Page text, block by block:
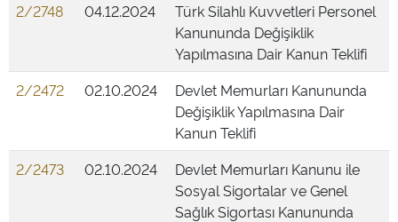
2/2748
04.12.2024
Türk Silahlı Kuvvetleri Personel
Kanununda Değişiklik
Yapılmasına Dair Kanun Teklifi
2/2472
02.10.2024
Devlet Memurları Kanununda
Değişiklik Yapılmasına Dair
Kanun Teklifi
2/2473
02.10.2024
Devlet Memurları Kanunu ile
Sosyal Sigortalar ve Genel
Sağlık Sigortası Kanununda